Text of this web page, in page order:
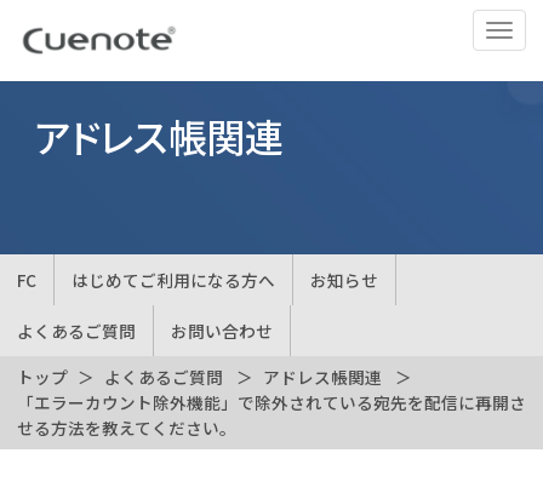
ナ
ビ
ゲ
切
アドレス帳関連
FC はじめてご利用になる方へ お知らせ
よくあるご質問
お問い合わせ
トップ
よくあるご質問
アドレス帳関連
「エラーカウント除外機能」で除外されている宛先を配信に再開さ
せる方法を教えてください。